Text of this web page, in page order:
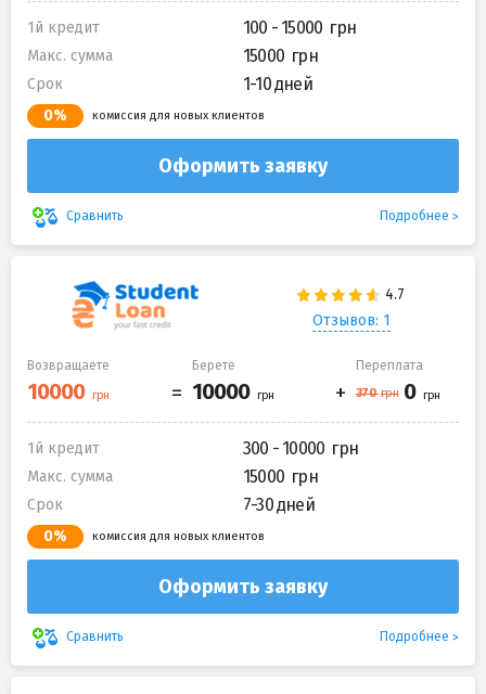
1й кредит 100 - 15000
Макс. сумма 15000
Срок 1-10 дней
0% комиссия для новых клиентов
Оформить заявку
Сравнить Подробнее
Отзывов: 1
Возвращаете Берете Переплата
1й кредит 300 - 10000
Макс. сумма 15000
Срок 7-30 дней
0% комиссия для новых клиентов
Оформить заявку
Сравнить Подробнее